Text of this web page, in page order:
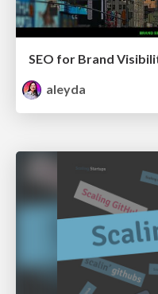
SEO for Brand
aleyda